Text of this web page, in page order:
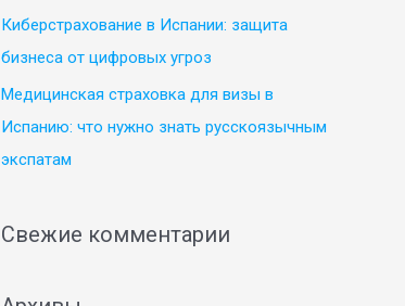
Киберстрахование в Испании: защита
бизнеса от цифровых угроз
Медицинская страховка для визы в
Испанию: что нужно знать русскоязычным
экспатам
Свежие комментарии